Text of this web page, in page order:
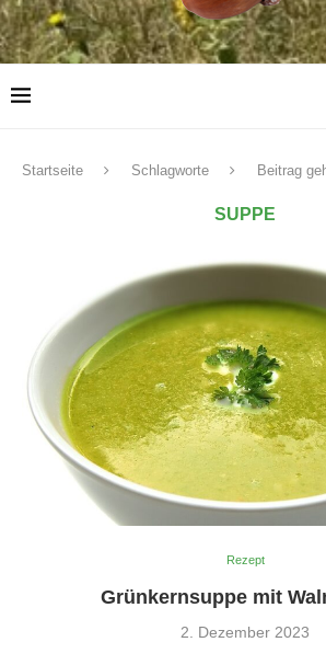
Startseite Schlagworte Beitrag
SUPPE
Rezept
Grünkernsuppe mit
2. Dezember 2023